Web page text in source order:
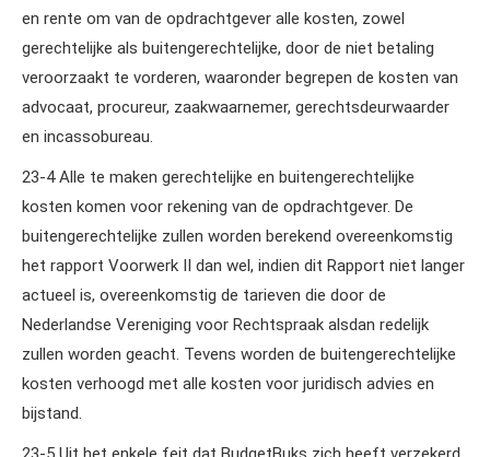
en rente om van de opdrachtgever alle kosten, zowel
gerechtelijke als buitengerechtelijke, door de niet betaling
veroorzaakt te vorderen, waaronder begrepen de kosten van
advocaat, procureur, zaakwaarnemer, gerechtsdeurwaarder
en incassobureau.
23‑4 Alle te maken gerechtelijke en buitengerechtelijke
kosten komen voor rekening van de opdrachtgever. De
buitengerechtelijke zullen worden berekend overeenkomstig
het rapport Voorwerk II dan wel, indien dit Rapport niet langer
actueel is, overeenkomstig de tarieven die door de
Nederlandse Vereniging voor Rechtspraak alsdan redelijk
zullen worden geacht. Tevens worden de buitengerechtelijke
kosten verhoogd met alle kosten voor juridisch advies en
bijstand.